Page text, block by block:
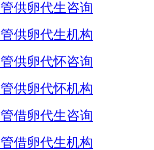
供卵代生咨询
供卵代生机构
供卵代怀咨询
供卵代怀机构
借卵代生咨询
借卵代生机构